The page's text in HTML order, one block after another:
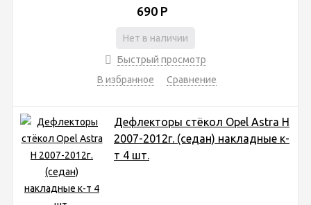
690 Р
Нет в наличии
Быстрый просмотр
В избранное
Сравнение
Дефлекторы стёкол Opel Astra H
2007-2012г. (седан) накладные к-
т 4 шт.